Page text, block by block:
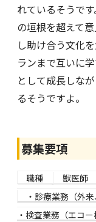
れているそうで
の垣根を超えて
し助け合う文化
ランまで互いに
として成長しな
るそうですよ。
募集要項
職種 獣医師
・診療業務（外
・検査業務（エコ